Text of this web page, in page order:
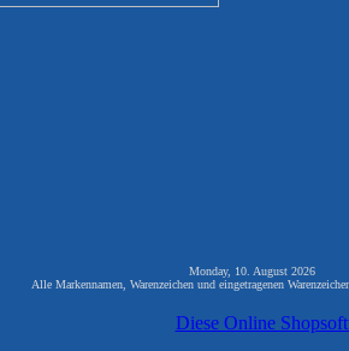
Monday, 10. August 2026
Alle Markennamen, Warenzeichen und eingetragenen
Diese Online